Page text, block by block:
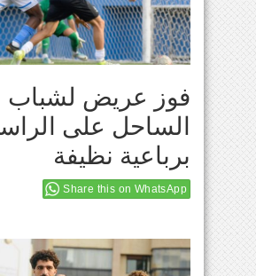
فوز عريض لشباب
الساحل على
برباعية نظيفة
Share this on WhatsApp